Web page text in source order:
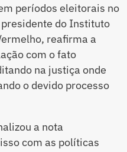
períodos eleitorais no
do Instituto
reafirma a
com o fato
na justiça onde
o devido processo
a nota
com as políticas